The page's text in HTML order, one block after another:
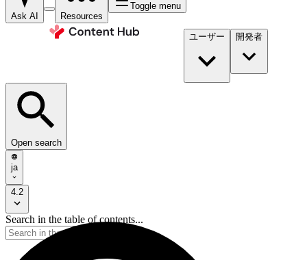
Ask AI Resources
Toggle menu
ユーザー 開発者​
Open search
ja
4.2
Search in the table of contents...